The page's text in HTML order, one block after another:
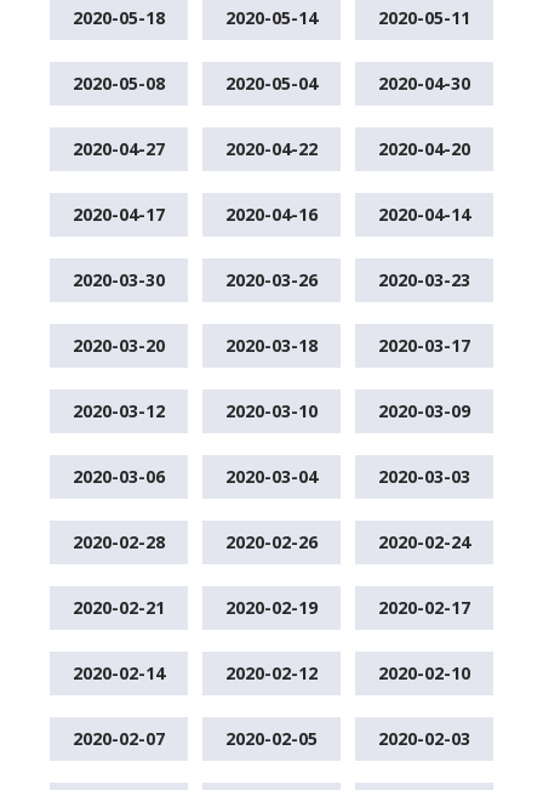
2020-05-18 2020-05-14 2020-05-11
2020-05-08 2020-05-04 2020-04-30
2020-04-27 2020-04-22 2020-04-20
2020-04-17 2020-04-16 2020-04-14
2020-03-30 2020-03-26 2020-03-23
2020-03-20 2020-03-18 2020-03-17
2020-03-12 2020-03-10 2020-03-09
2020-03-06 2020-03-04 2020-03-03
2020-02-28 2020-02-26 2020-02-24
2020-02-21 2020-02-19 2020-02-17
2020-02-14 2020-02-12 2020-02-10
2020-02-07 2020-02-05 2020-02-03